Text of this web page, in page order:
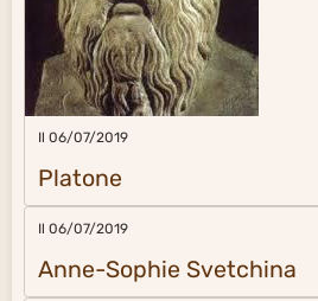
Il 06/07/2019
Platone
Il 06/07/2019
Anne-Sophie Svetchina